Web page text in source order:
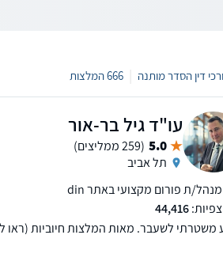
666 המלצות
עו"ד גיל בר-אור
5.0 (259 ממליצים)
תל אביב
מנהל/ת פורום מקצועי באתר din
צפיות:44,416